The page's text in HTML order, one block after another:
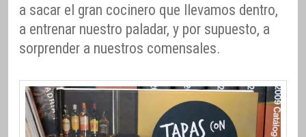
a sacar el gran cocinero que llevamos dentro,
a entrenar nuestro paladar, y por supuesto, a
sorprender a nuestros comensales.